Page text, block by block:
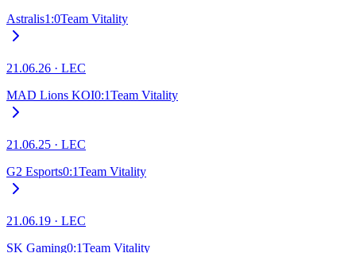
Astralis1 :0Team Vitality
21.06.26 · LEC
MAD Lions KOI0:1Team Vitality
21.06.25 · LEC
G2 Esports0:1Team Vitality
21.06.19 · LEC
SK Gaming0:1Team Vitality